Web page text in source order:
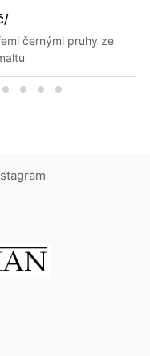
/
černými pruhy ze